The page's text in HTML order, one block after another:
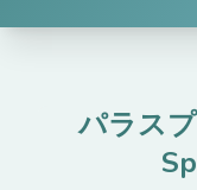
パラス